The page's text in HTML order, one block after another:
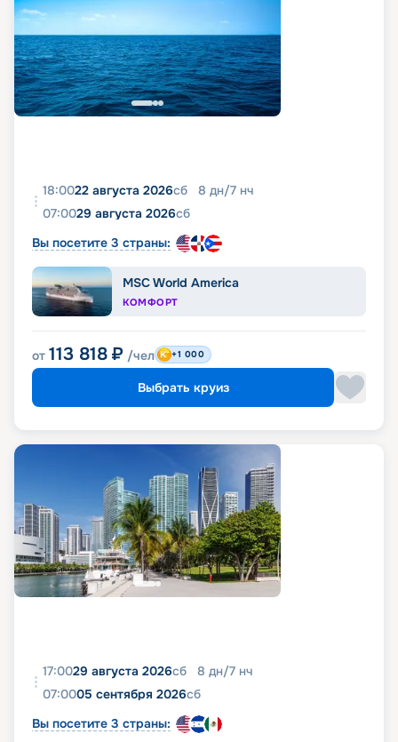
18:0022 августа 2026сб 8 дн/7 нч
07:0029 августа 2026сб
Вы посетите 3 страны:
MSC World America
КОМФОРТ
от 113 818 ₽ /чел +1 000
Выбрать круиз
17:0029 августа 2026сб 8 дн/7 нч
07:0005 сентября 2026сб
Вы посетите 3 страны: